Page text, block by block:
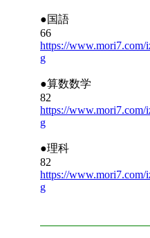
●国語
66
https://www.mori7.com/
g
●算数数学
82
https://www.mori7.com/
g
●理科
82
https://www.mori7.com/
g